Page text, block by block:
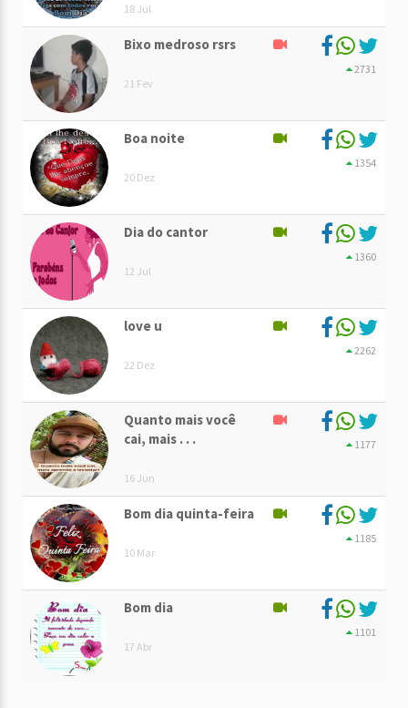
18 Jul
Bixo medroso rsrs
21 Fev
2731
Boa noite
20 Dez
1354
Dia do cantor
12 Jul
1360
love u
22 Dez
2262
Quanto mais você
cai, mais . . .
16 Jun
1177
Bom dia quinta-feira
10 Mar
1185
Bom dia
17 Abr
1101